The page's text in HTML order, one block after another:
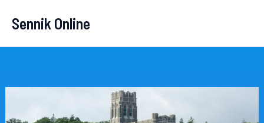
Sennik Online